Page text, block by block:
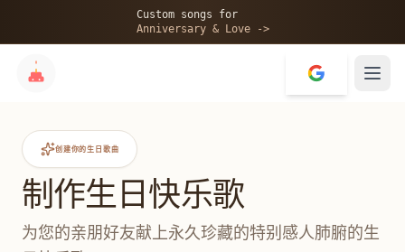
Custom songs for
Anniversary & Love ->
创建你的生日歌曲
制作生日快乐歌
为您的亲朋好友献上永久珍藏的特别感人肺腑的生